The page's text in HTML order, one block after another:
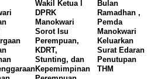
Wakil Ketua l
DPRK
Manokwari
Sorot Isu
Perempuan,
KDRT,
Stunting, dan
Kepemimpinan
Bulan
Ramadhan ,
Pemda
Manokwari
Keluarkan
Surat Edaran
Penutupan
THM